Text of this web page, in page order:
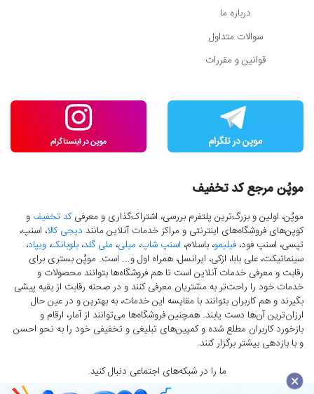
درباره ما
سوالات متداول
قوانین و مقررات
موپُن مرجع کد تخفیف
موپُن، اولین و بزرگ‌ترین پلتفرم بررسی، اشتراک‌گذاری و معرفیکد تخفیف و
کوپن‌های فروشگاه‌های اینترنتی و مراکز خدمات آنلاین مانند دیجی کالا، اسنپ،
تپسی، اسنپ فود، فیلیمو، باسلام، اسنپ شاپ، میلی، ملی گلد، بلوبانک، ویپاد،
سینماتیکت، علی بابا، ازکی، ایرانسل، همراه اول و... است. موپُن بستری برای
رقابت و معرفی خدمات آنلاین است تا هم فروشگاه‌ها بتوانند محصولات و
خدمات خود را راحت‌تر به مشتریان معرفی کنند و در صحنه رقابت از بقیه پیشی
بگیرند و هم کاربران بتوانند با مقایسه این خدمات، به بهترین و در عین حال
ارزان‌ترین آن‌ها دست‌ یابند. همچنین فروشگاه‌ها می‌توانند از آمار، ارقام و
بازخورد کاربران مطلع شده و کمپین‌های تبلیغی و تخفیفی خود را به نحو احسن
و با بازدهی بیشتر برگزار کنند.
ما را در شبکه‌های اجتماعی دنبال کنید.
×